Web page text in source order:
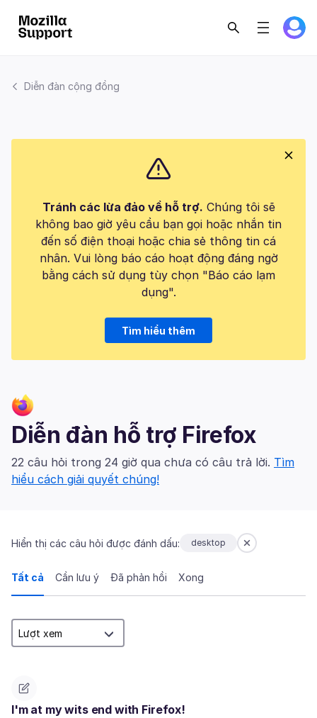
Diễn đàn cộng đồng
Tránh các lừa đảo về hỗ trợ. Chúng tôi sẽ
không bao giờ yêu cầu bạn gọi hoặc nhắn tin
đến số điện thoại hoặc chia sẻ thông tin cá
nhân. Vui lòng báo cáo hoạt động đáng ngờ
bằng cách sử dụng tùy chọn "Báo cáo lạm
dụng".
Tìm hiểu thêm
Diễn đàn hỗ trợ Firefox
22 câu hỏi trong 24 giờ qua chưa có câu trả lời. Tìm
hiểu cách giải quyết chúng!
Hiển thị các câu hỏi được đánh dấu: desktop
Tất cả Cần lưu ý Đã phản hồi Xong
I'm at my wits end with Firefox!